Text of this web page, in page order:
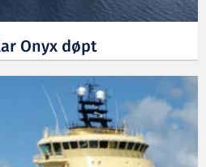
Onyx døpt